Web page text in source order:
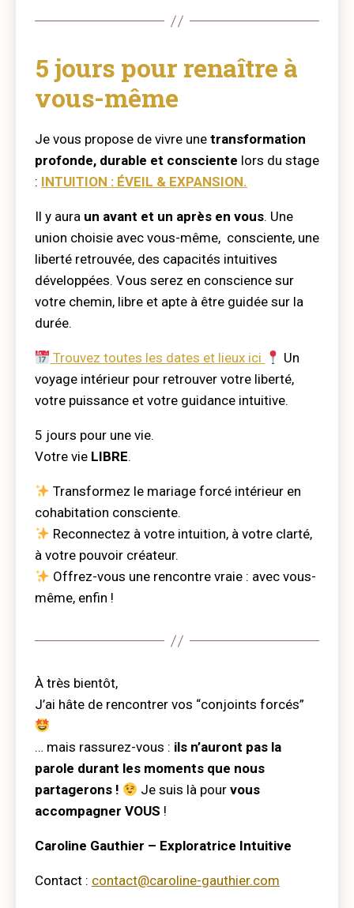
5 jours pour renaître à
vous-même
Je vous propose de vivre une transformation
profonde, durable et consciente lors du stage
: INTUITION : ÉVEIL & EXPANSION.
Il y aura un avant et un après en vous. Une
union choisie avec vous-même, consciente, une
liberté retrouvée, des capacités intuitives
développées. Vous serez en conscience sur
votre chemin, libre et apte à être guidée sur la
durée.
Trouvez toutes les dates et lieux ici
Un
voyage intérieur pour retrouver votre liberté,
votre puissance et votre guidance intuitive.
5 jours pour une vie.
Votre vie LIBRE.
Transformez le mariage forcé intérieur en
cohabitation consciente.
Reconnectez à votre intuition, à votre clarté,
à votre pouvoir créateur.
Offrez-vous une rencontre vraie : avec vous-
même, enfin !
À très bientôt,
J’ai hâte de rencontrer vos “conjoints forcés”
… mais rassurez-vous : ils n’auront pas la
parole durant les moments que nous
partagerons !
Je suis là pourvous
accompagner VOUS !
Caroline Gauthier – Exploratrice Intuitive
Contact : contact@caroline-gauthier.com